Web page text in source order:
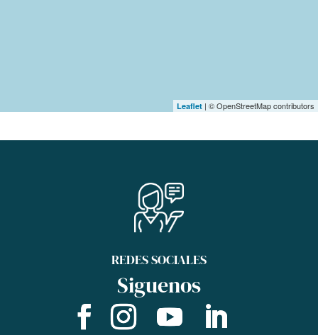
Leaflet | © OpenStreetMap contributors
REDES SOCIALES
Siguenos